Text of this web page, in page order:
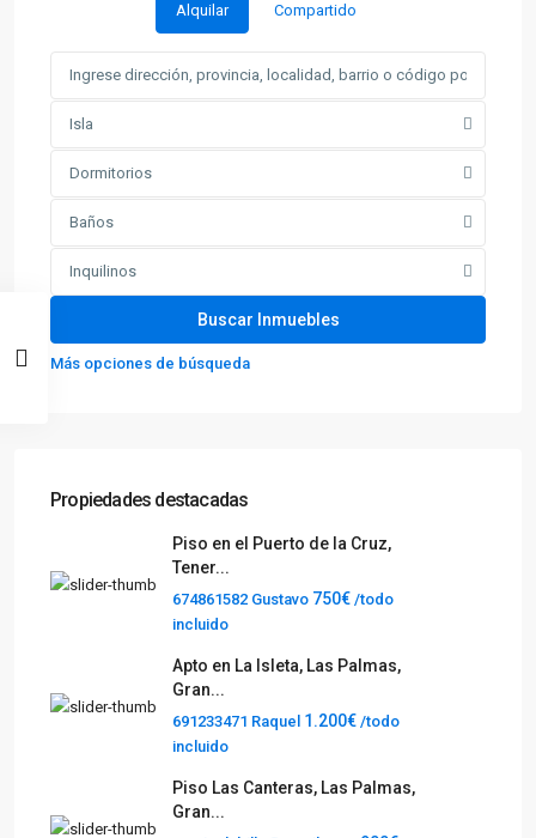
Alquilar Compartido
Isla
Dormitorios
Baños
Inquilinos
Más opciones de búsqueda
Propiedades destacadas
Piso en el Puerto de la Cruz,
Tener...
674861582 Gustavo 750€ /todo
incluido
Apto en La Isleta, Las Palmas,
Gran...
691233471 Raquel 1.200€ /todo
incluido
Piso Las Canteras, Las Palmas,
Gran...